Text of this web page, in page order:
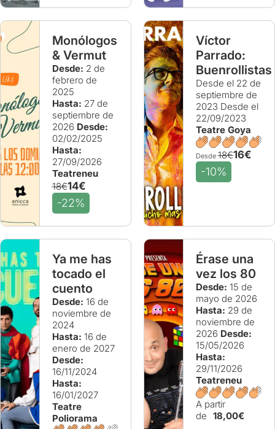
Monólogos
& Vermut
Desde: 2 de
febrero de
2025
Hasta: 27 de
septiembre de
2026 Desde:
02/02/2025
Hasta:
27/09/2026
Teatreneu
18€14€
-22%
Víctor
Parrado:
Buenrollistas
Desde el 22 de
septiembre de
2023 Desde el
22/09/2023
Teatre Goya
Desde18€16€
-10%
Ya me has
tocado el
cuento
Desde: 16 de
noviembre de
2024
Hasta: 16 de
enero de 2027
Desde:
16/11/2024
Hasta:
16/01/2027
Teatre
Poliorama
Érase una
vez los 80
Desde: 15 de
mayo de 2026
Hasta: 29 de
noviembre de
2026 Desde:
15/05/2026
Hasta:
29/11/2026
Teatreneu
A partir
de 18,00€